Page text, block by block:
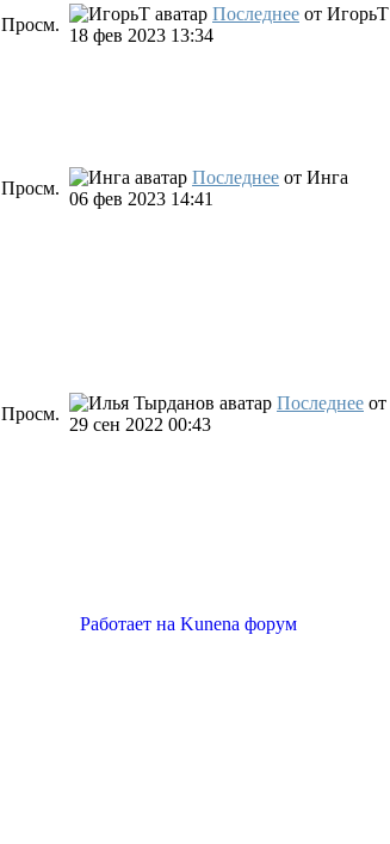
Просм.
Последнее от ИгорьТ
18 фев 2023 13:34
Просм.
Последнее от Инга
06 фев 2023 14:41
Просм.
Последнее от
29 сен 2022 00:43
Работает на Kunena форум